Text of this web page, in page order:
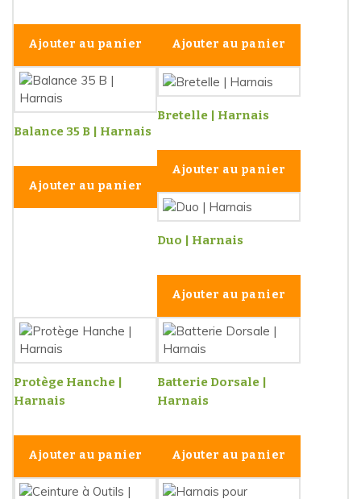
Ajouter au panier Ajouter au panier
Balance 35 B | Harnais
Ajouter au panier
Bretelle | Harnais
Ajouter au panier
Duo | Harnais
Ajouter au panier
Protège Hanche |
Harnais
Ajouter au panier
Batterie Dorsale |
Harnais
Ajouter au panier